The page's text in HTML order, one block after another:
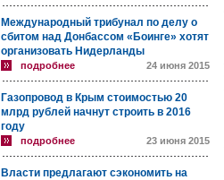
Международный трибунал по делу о
сбитом над Донбассом «Боинге» хотят
организовать Нидерланды
подробнее 24 июня 2015
Газопровод в Крым стоимостью 20
млрд рублей начнут строить в 2016
году
подробнее 23 июня 2015
Власти предлагают сэкономить на